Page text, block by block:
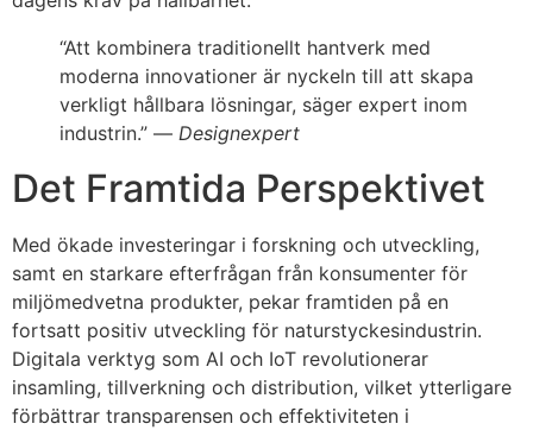
“Att kombinera traditionellt hantverk med
moderna innovationer är nyckeln till att skapa
verkligt hållbara lösningar, säger expert inom
industrin.” — Designexpert
Det Framtida Perspektivet
Med ökade investeringar i forskning och utveckling,
samt en starkare efterfrågan från konsumenter för
miljömedvetna produkter, pekar framtiden på en
fortsatt positiv utveckling för naturstyckesindustrin.
Digitala verktyg som AI och IoT revolutionerar
insamling, tillverkning och distribution, vilket ytterligare
förbättrar transparensen och effektiviteten i